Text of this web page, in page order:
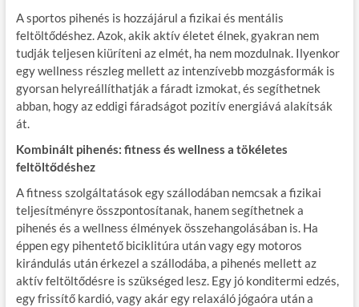
A sportos pihenés is hozzájárul a fizikai és mentális
feltöltődéshez. Azok, akik aktív életet élnek, gyakran nem
tudják teljesen kiüríteni az elmét, ha nem mozdulnak. Ilyenkor
egy wellness részleg mellett az intenzívebb mozgásformák is
gyorsan helyreállíthatják a fáradt izmokat, és segíthetnek
abban, hogy az eddigi fáradságot pozitív energiává alakítsák
át.
Kombinált pihenés: fitness és wellness a tökéletes
feltöltődéshez
A fitness szolgáltatások egy szállodában nemcsak a fizikai
teljesítményre összpontosítanak, hanem segíthetnek a
pihenés és a wellness élmények összehangolásában is. Ha
éppen egy pihentető biciklitúra után vagy egy motoros
kirándulás után érkezel a szállodába, a pihenés mellett az
aktív feltöltődésre is szükséged lesz. Egy jó konditermi edzés,
egy frissítő kardió, vagy akár egy relaxáló jógaóra után a